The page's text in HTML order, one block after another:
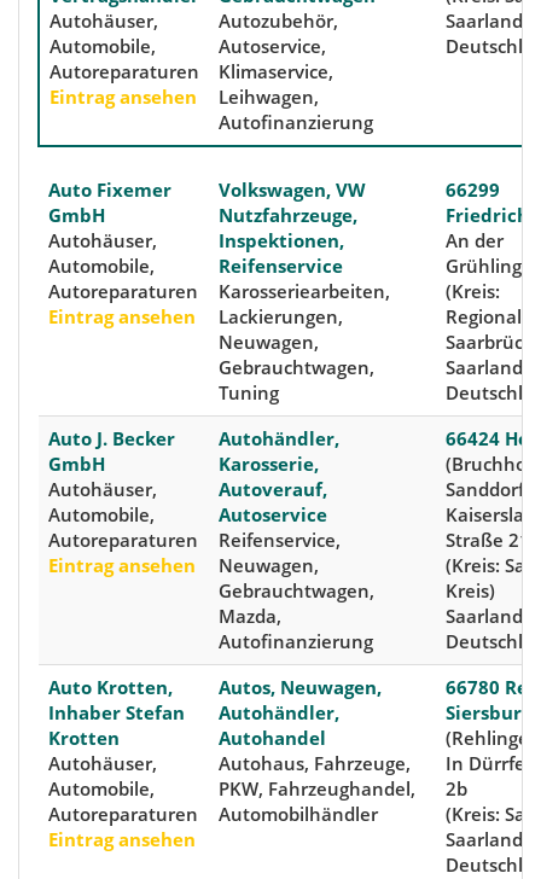
Autohäuser,
Automobile,
Autoreparaturen
Eintrag ansehen
Autozubehör,
Autoservice,
Klimaservice,
Leihwagen,
Autofinanzierung
Saarland,
Auto Fixemer
GmbH
Autohäuser,
Automobile,
Autoreparaturen
Eintrag ansehen
Volkswagen, VW
Nutzfahrzeuge,
Inspektionen,
Reifenservice
Karosseriearbeiten,
Lackierungen,
Neuwagen,
Gebrauchtwagen,
Tuning
66299
An der
(Kreis:
Saarland,
Auto J. Becker
GmbH
Autohäuser,
Automobile,
Autoreparaturen
Eintrag ansehen
Autohändler,
Karosserie,
Autoverauf,
Autoservice
Reifenservice,
Neuwagen,
Gebrauchtwagen,
Mazda,
Autofinanzierung
66424
(Bruchhof-
Sanddorf),
Straße 21E
(Kreis:
Kreis)
Saarland,
Auto Krotten,
Inhaber Stefan
Krotten
Autohäuser,
Automobile,
Autoreparaturen
Eintrag ansehen
Autos, Neuwagen,
Autohändler,
Autohandel
Autohaus, Fahrzeuge,
PKW, Fahrzeughandel,
Automobilhändler
66780
Siersburg
In
2b
(Kreis:
Saarland,